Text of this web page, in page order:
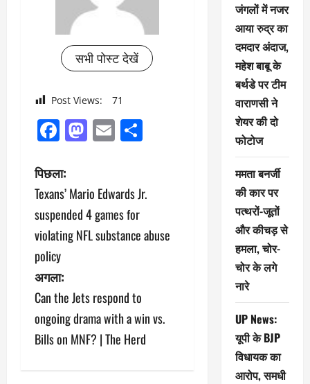
सभी पोस्ट देखें
Post Views: 71
Facebook
Mastodon
Email
पो
स्ट
ने
वि
गे
श
न
पिछला:
Texans’ Mario Edwards Jr.
suspended 4 games for
violating NFL substance abuse
policy
अगला:
Can the Jets respond to
ongoing drama with a win vs.
Bills on MNF? | The Herd
जंगलों में नजर
आया रुद्र का
दमदार अंदाज,
महेश बाबू के
बर्थडे पर टीम
वाराणसी ने
शेयर की दो
फोटोज
ममता बनर्जी
की कार पर
पत्थरों-जूतों
और कीचड़ से
हमला, चोर-
चोर के लगे
नारे
UP News:
यूपी के BJP
विधायक का
आरोप, समधी